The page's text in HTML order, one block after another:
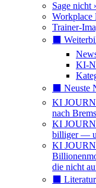
Sage nicht
Workplace
Trainer-
⬛️
KI-
⬛️ Neuste
KI
nach
KI
billiger —
KI
die nicht
⬛️